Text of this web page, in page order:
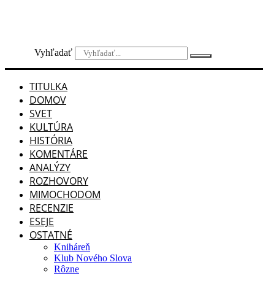
Vyhľadať
TITULKA
DOMOV
SVET
KULTÚRA
HISTÓRIA
KOMENTÁRE
ANALÝZY
ROZHOVORY
MIMOCHODOM
RECENZIE
ESEJE
OSTATNÉ
Kniháreň
Klub Nového Slova
Rôzne